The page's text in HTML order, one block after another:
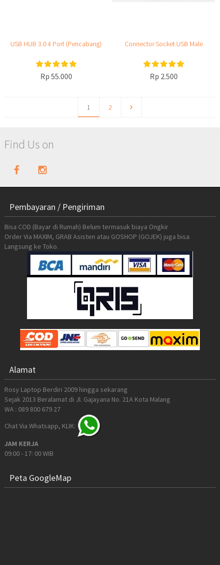
USB HUB 3.0 4 Port (Pencabang)
Rp 55.000
Connector Socket USB Male
Rp 2.500
1 2
Find Us on
Pembayaran / Pengiriman
Bisa COD (Bayar di Rumah) Belum termasuk biaya Ongkir
Order Via MAXIM, GRAB Asisten atau GOSHOP (GOJEK) juga bisa
Langsung ke Toko.
Alamat
Rosy Laptop Berdiri 2009 hingga sekarang
Sejak 2013 Beralamat di Jl. Gajayana No. 21A Kota Malang
WA : 089 800 679 27
Chat Via Whatsapp, KLIK:
JAM KERJA
09:00 - 17: 00 WIB
Peta GoogleMap